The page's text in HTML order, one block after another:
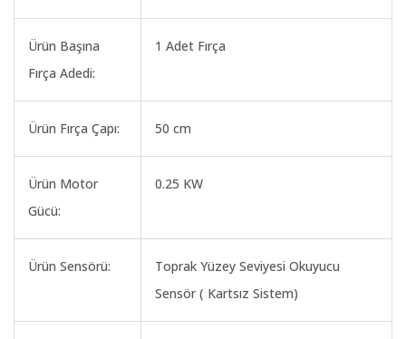
Ürün Başına
Fırça Adedi:
1 Adet Fırça
Ürün Fırça Çapı: 50 cm
Ürün Motor
Gücü:
0.25 KW
Ürün Sensörü:
Toprak Yüzey Seviyesi Okuyucu
Sensör ( Kartsız Sistem)